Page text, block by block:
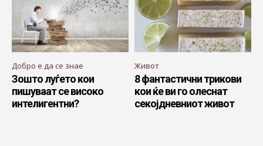
Добро е да се знае
Зошто луѓето кои
пишуваат се високо
интелигентни?
Живот
8 фантастични трикови
кои ќе ви го олеснат
секојдневниот живот